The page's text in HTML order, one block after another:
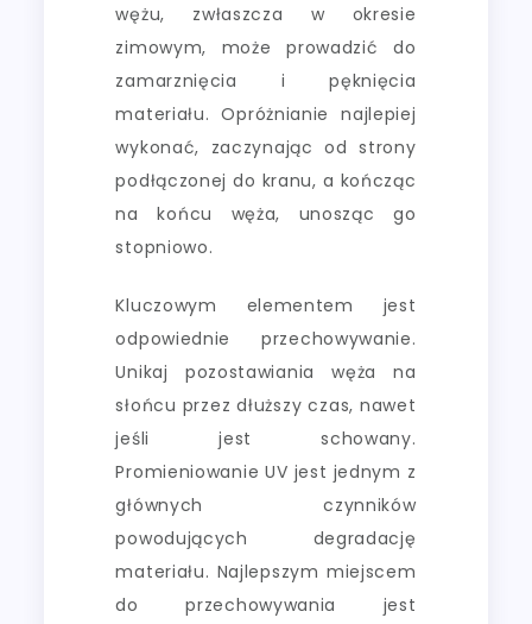
wężu, zwłaszcza w okresie
zimowym, może prowadzić do
zamarznięcia i pęknięcia
materiału. Opróżnianie najlepiej
wykonać, zaczynając od strony
podłączonej do kranu, a kończąc
na końcu węża, unosząc go
stopniowo.
Kluczowym elementem jest
odpowiednie przechowywanie.
Unikaj pozostawiania węża na
słońcu przez dłuższy czas, nawet
jeśli jest schowany.
Promieniowanie UV jest jednym z
głównych czynników
powodujących degradację
materiału. Najlepszym miejscem
do przechowywania jest